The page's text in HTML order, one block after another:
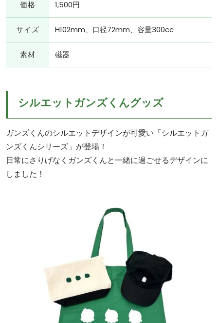
価格 1,500円
サイズ H102mm、口径72mm、容量300cc
素材 磁器
シルエットガンズくんグッズ
ガンズくんのシルエットデザインが可愛い「シルエットガ
ンズくんシリーズ」が登場！
日常にさりげなくガンズくんと一緒に過ごせるデザインに
しました！